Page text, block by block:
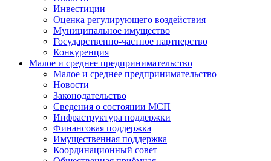
Инвестиции
Оценка регулирующего воздействия
Муниципальное имущество
Государственно-частное партнерство
Конкуренция
Малое и среднее предпринимательство
Малое и среднее предпринимательство
Новости
Законодательство
Сведения о состоянии МСП
Инфраструктура поддержки
Финансовая поддержка
Имущественная поддержка
Координационный совет